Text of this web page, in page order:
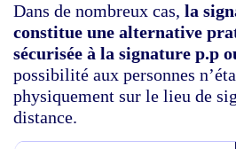
Dans de nombreux cas, la
constitue une alternative
sécurisée à la signature p.p
possibilité aux personnes
physiquement sur le lieu de
distance.